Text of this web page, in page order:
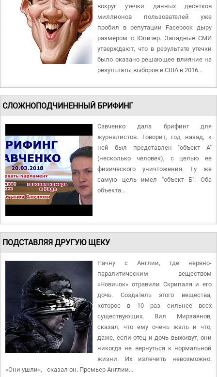
вокруг утечки данных десятков
миллионов пользователей уже
пробил в репутации Facebook дыру
размером с Юпитер. Западные СМИ
утверждают, что в результате утечки
было оказано решающее влияние на
результаты выборов в США в 2016...
СЛОЖНОПОДЧИНЕННЫЙ БРИФИНГ
Савченко дала брифинг для
журналистов. Говорит, год назад, к
ней был представлен "объект А"
(несколько человек), с целью ее
физического уничтожения. Ту же
самую цель имел "объект Б". Оба
объекта...
ПОДСТАВЛЯЯ ДРУГУЮ ЩЕКУ
Начну с Англии, где нервно-
паралитическим веществом
«Новичок» отравили Скрипаля и его
дочь. Создатель этого вещества,
которое в 10 раз сильнее всех
существующих, Вил Мирзаянов,
сказал, что ему очень жаль и что,
даже, если отец и дочь выживут, они
никогда не вернуться к нормальной
жизни. Их излечить невозможно.
«Они ушли», - сказал он. Премьер Англии...